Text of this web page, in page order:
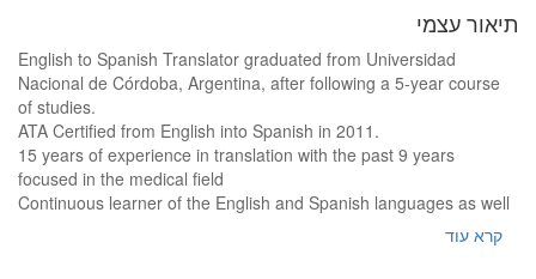
תיאור עצמי
English to Spanish Translator graduated from Universidad
Nacional de Córdoba, Argentina, after following a 5-year course
of studies.
ATA Certified from English into Spanish in 2011.
15 years of experience in translation with the past 9 years
focused in the medical field
Continuous learner of the English and Spanish languages as well
as medical translation and medicine. Inquisitive mind, avid reader
קרא עוד